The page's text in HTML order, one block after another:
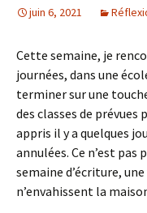
juin 6, 2021
Cette semaine, je
journées, dans une
terminer sur une
des classes de prévues
appris il y a quelques
annulées. Ce n’est pas
semaine d’écriture,
n’envahissent la